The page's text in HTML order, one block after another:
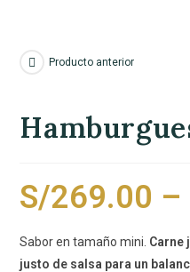
Producto anterior
S/269.00 –
Sabor en tamaño mini. Carne
justo de salsa para un